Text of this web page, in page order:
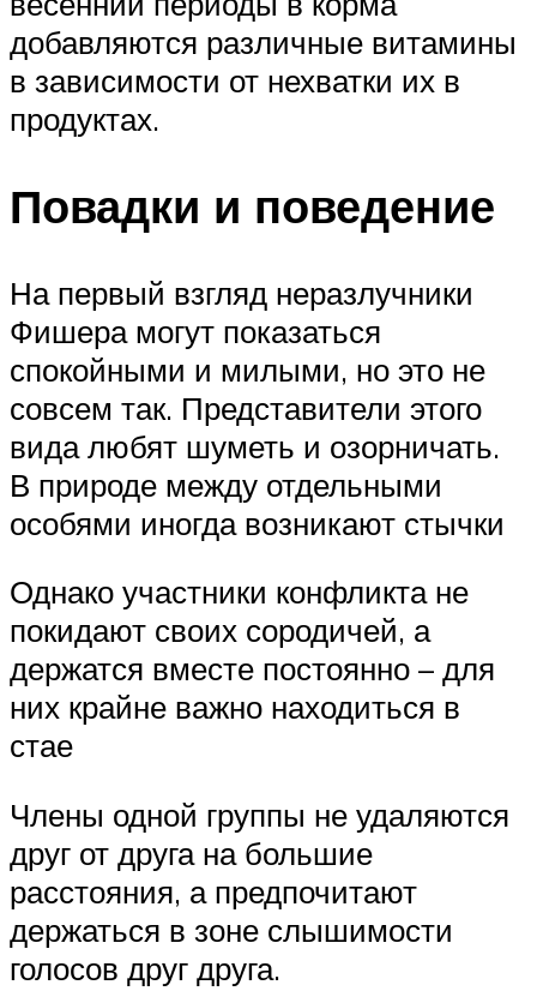
добавляются различные витамины
в зависимости от нехватки их в
продуктах.
Повадки и поведение
На первый взгляд неразлучники
Фишера могут показаться
спокойными и милыми, но это не
совсем так. Представители этого
вида любят шуметь и озорничать.
В природе между отдельными
особями иногда возникают стычки
Однако участники конфликта не
покидают своих сородичей, а
держатся вместе постоянно – для
них крайне важно находиться в
стае
Члены одной группы не удаляются
друг от друга на большие
расстояния, а предпочитают
держаться в зоне слышимости
голосов друг друга.